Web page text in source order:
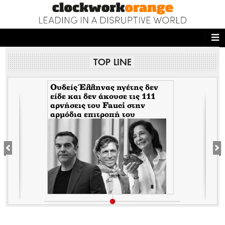
NEWS DESK
THE ONES WHO DO
MAGAZINE
TOP LINE
Ουδείς Έλληνας ηγέτης δεν
είδε και δεν άκουσε τις 111
αρνήσεις του Fauci στην
αρμόδια επιτροπή του
Κογκρέσου. Δείτε γιατί!